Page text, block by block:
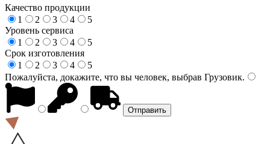
Качество продукции
1
2 3 4
5
Уровень сервиса
1
2 3 4
5
Срок изготовления
1
2 3 4
5
Пожалуйста, докажите, что вы человек, выбрав Грузовик.